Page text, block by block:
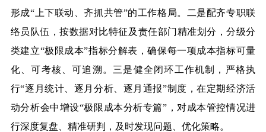
形成“上下联动、齐抓共管”的工作格局。二是配齐专职联
络员队伍，按数据对比特征及责任部门精准划分，分级分
类建立“极限成本”指标分解表，确保每一项成本指标可量
化、可考核、可追溯。三是健全闭环工作机制，严格执
行“逐月统计、逐月分析、逐月通报”制度，在定期经济活
动分析会中增设“极限成本分析专篇”，对成本管控情况进
行深度复盘、精准研判，及时发现问题、优化策略。